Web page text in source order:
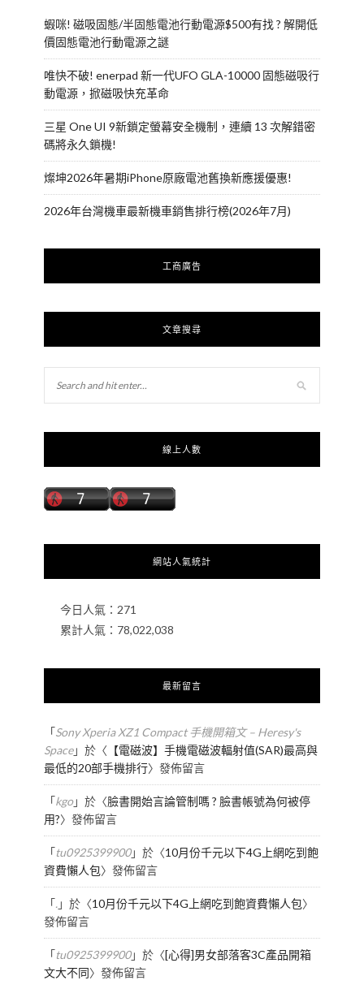
蝦咪! 磁吸固態/半固態電池行動電源$500有找 ? 解開低
價固態電池行動電源之謎
唯快不破! enerpad 新一代UFO GLA-10000 固態磁吸行
動電源，掀磁吸快充革命
三星 One UI 9新鎖定螢幕安全機制，連續 13 次解錯密
碼將永久鎖機!
燦坤2026年暑期iPhone原廠電池舊換新應援優惠!
2026年台灣機車最新機車銷售排行榜(2026年7月)
工商廣告
文章搜尋
線上人數
網站人氣統計
今日人氣： 271
累計人氣： 78,022,038
最新留言
「Sony Xperia XZ1 Compact 手機開箱文 – Heresy's
Space」於〈 【電磁波】手機電磁波輻射值(SAR)最高與
最低的20部手機排行〉發佈留言
「kgo」於〈臉書開始言論管制嗎 ? 臉書帳號為何被停
用?〉發佈留言
「tu0925399900」於〈10月份千元以下4G上網吃到飽
資費懶人包〉發佈留言
「.」於〈10月份千元以下4G上網吃到飽資費懶人包〉
發佈留言
「tu0925399900」於〈[心得]男女部落客3C產品開箱
文大不同〉發佈留言